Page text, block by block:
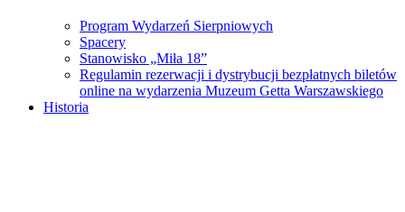
Program Wydarzeń Sierpniowych
Spacery
Stanowisko „Miła 18”
Regulamin rezerwacji i dystrybucji bezpłatnych biletów
online na wydarzenia Muzeum Getta Warszawskiego
Historia